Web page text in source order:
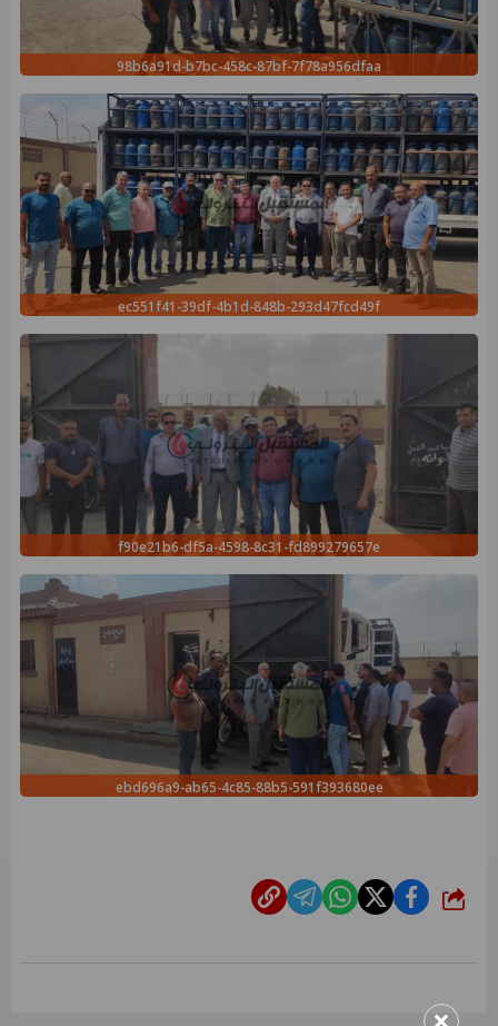
98b6a91d-b7bc-458c-87bf-7f78a956dfaa
ec551f41-39df-4b1d-848b-293d47fcd49f
f90e21b6-df5a-4598-8c31-fd899279657e
ebd696a9-ab65-4c85-88b5-591f393680ee
شارك